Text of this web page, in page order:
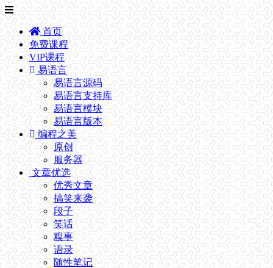
首页
免费课程
VIP课程
易语言
易语言源码
易语言支持库
易语言模块
易语言版本
编程之美
原创
服务器
文章优选
优秀文章
搞笑来袭
段子
笑话
糗事
语录
随性笔记